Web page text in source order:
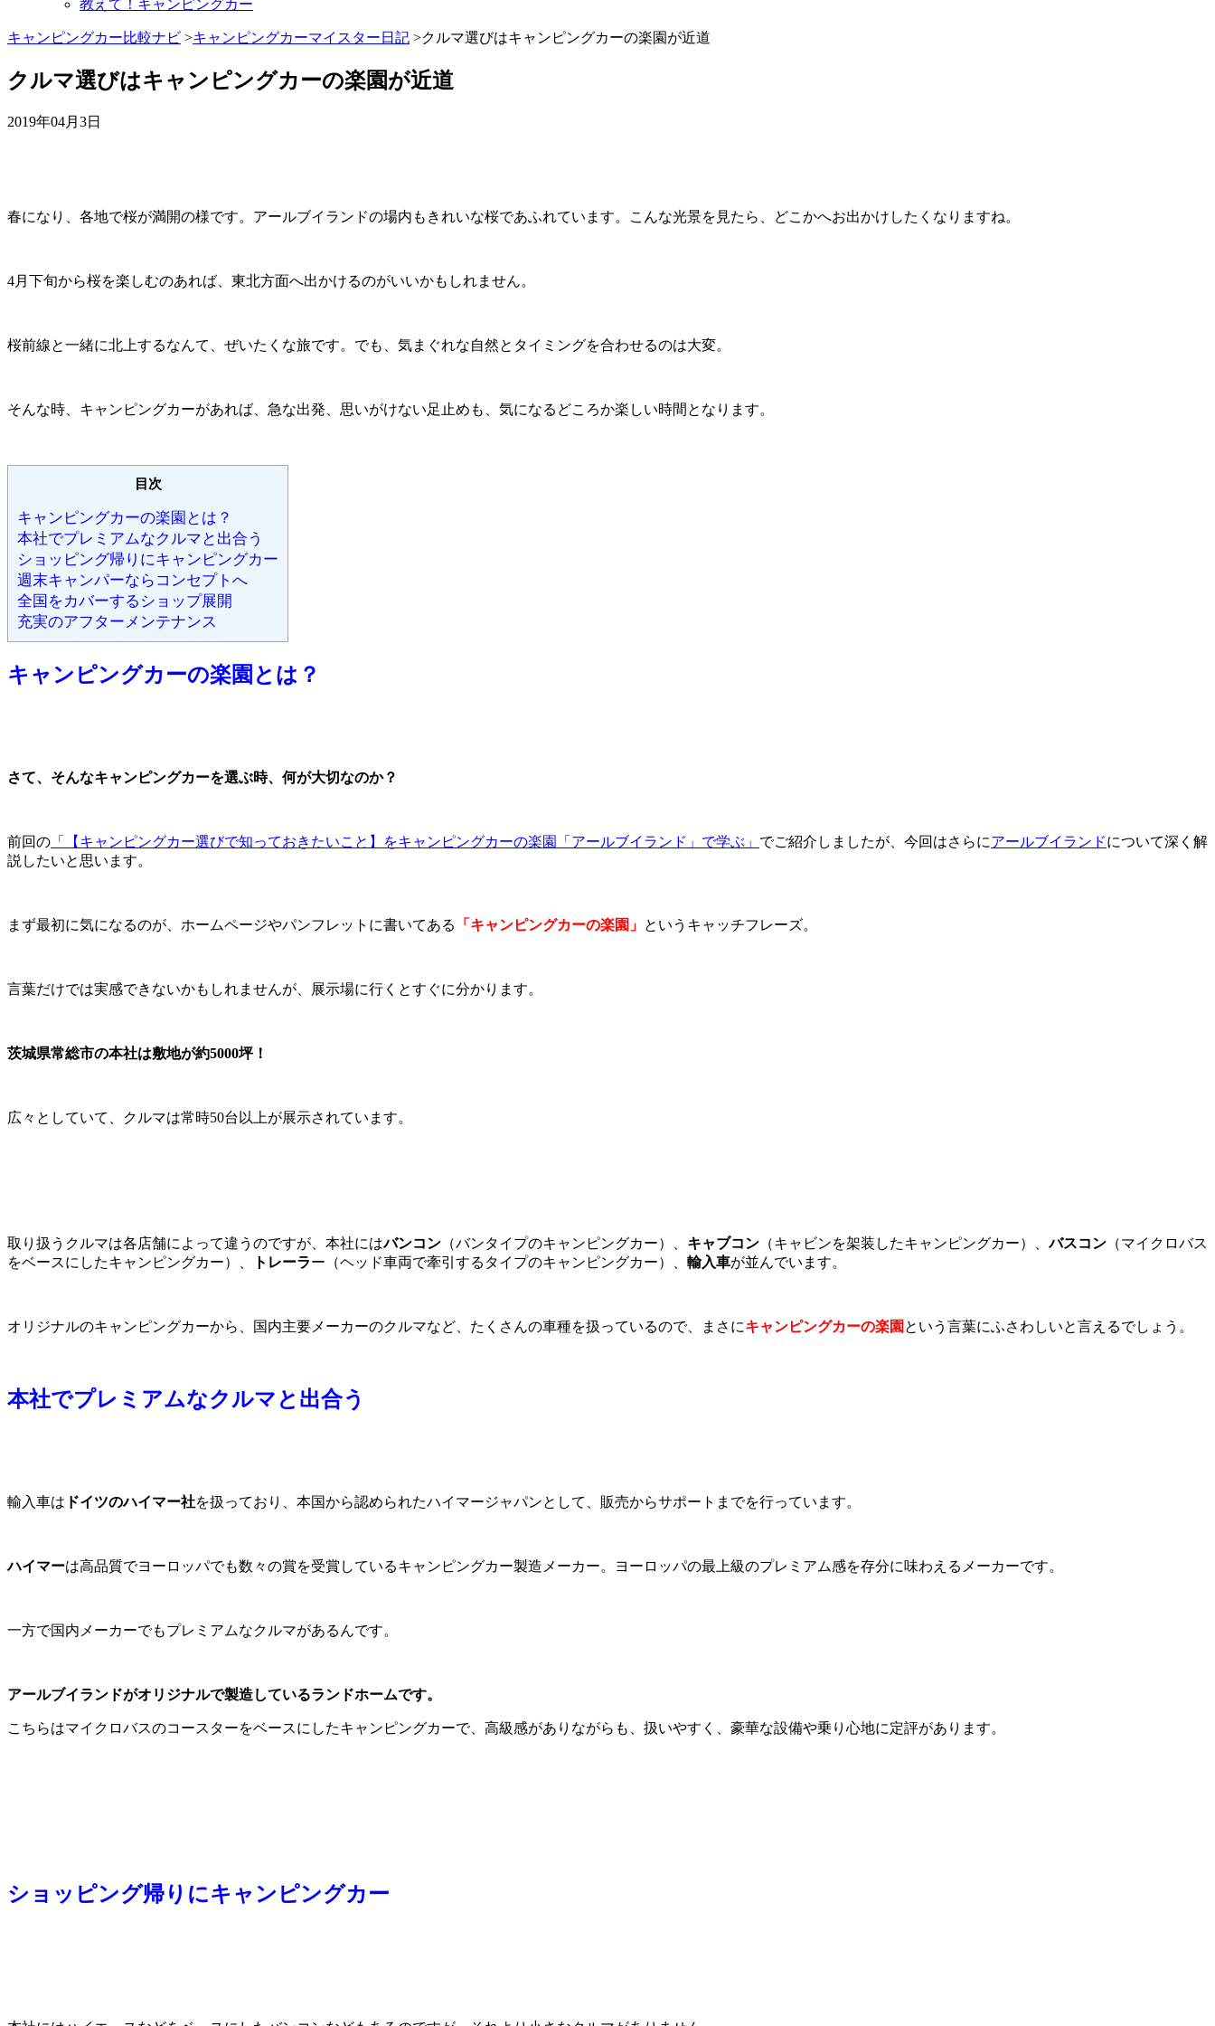
教えて！キャンピングカー
キャンピングカー比較ナビ >キャンピングカーマイスター日記 >クルマ選びはキャンピングカーの楽園が近道
クルマ選びはキャンピングカーの楽園が近道
2019年04月3日
春になり、各地で桜が満開の様です。アールブイランドの場内もきれいな桜であふれています。こんな光景を見たら、どこかへお出かけしたくなりますね。
4月下旬から桜を楽しむのあれば、東北方面へ出かけるのがいいかもしれません。
桜前線と一緒に北上するなんて、ぜいたくな旅です。でも、気まぐれな自然とタイミングを合わせるのは大変。
そんな時、キャンピングカーがあれば、急な出発、思いがけない足止めも、気になるどころか楽しい時間となります。
目次
キャンピングカーの楽園とは？
本社でプレミアムなクルマと出合う
ショッピング帰りにキャンピングカー
週末キャンパーならコンセプトへ
全国をカバーするショップ展開
充実のアフターメンテナンス
キャンピングカーの楽園とは？
さて、そんなキャンピングカーを選ぶ時、何が大切なのか？
前回の 「【キャンピングカー選びで知っておきたいこと】をキャンピングカーの楽園「アールブイランド」で学ぶ」 でご紹介しましたが、今回はさらにアールブイランドについて深く解
説したいと思います。
まず最初に気になるのが、ホームページやパンフレットに書いてある 「キャンピングカーの楽園」 というキャッチフレーズ。
言葉だけでは実感できないかもしれませんが、展示場に行くとすぐに分かります。
茨城県常総市の本社は敷地が約5000坪！
広々としていて、クルマは常時50台以上が展示されています。
取り扱うクルマは各店舗によって違うのですが、本社にはバンコン （バンタイプのキャンピングカー）、 キャブコン （キャビンを架装したキャンピングカー）、バスコン （マイクロバス
をベースにしたキャンピングカー）、
トレーラー（ヘッド車両で牽引するタイプのキャンピングカー）、 輸入車が並んでいます。
オリジナルのキャンピングカーから、国内主要メーカーのクルマなど、たくさんの車種を扱っているので、まさにキャンピングカーの楽園 という言葉にふさわしいと言えるでしょう。
本社でプレミアムなクルマと出合う
輸入車は ドイツのハイマー社を扱っており、本国から認められたハイマージャパンとして、販売からサポートまでを行っています。
ハイマーは高品質でヨーロッパでも数々の賞を受賞しているキャンピングカー製造メーカー。ヨーロッパの最上級のプレミアム感を存分に味わえるメーカーです。
一方で国内メーカーでもプレミアムなクルマがあるんです。
アールブイランドがオリジナルで製造しているランドホームです。
こちらはマイクロバスのコースターをベースにしたキャンピングカーで、高級感がありながらも、扱いやすく、豪華な設備や乗り心地に定評があります。
ショッピング帰りにキャンピングカー